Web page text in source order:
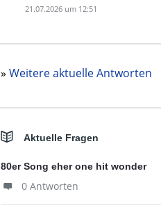
21.07.2026 um 12:51
» Weitere aktuelle Antworten
Aktuelle Fragen
80er Song eher one hit wonder
0 Antworten